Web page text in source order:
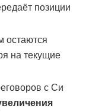
позиции
остаются
на текущие
с Си